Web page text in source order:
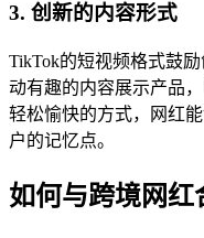
3. 创新的内容形式
TikTok的短视频格式鼓
动有趣的内容展示产品
轻松愉快的方式，网红
户的记忆点。
如何与跨境网红